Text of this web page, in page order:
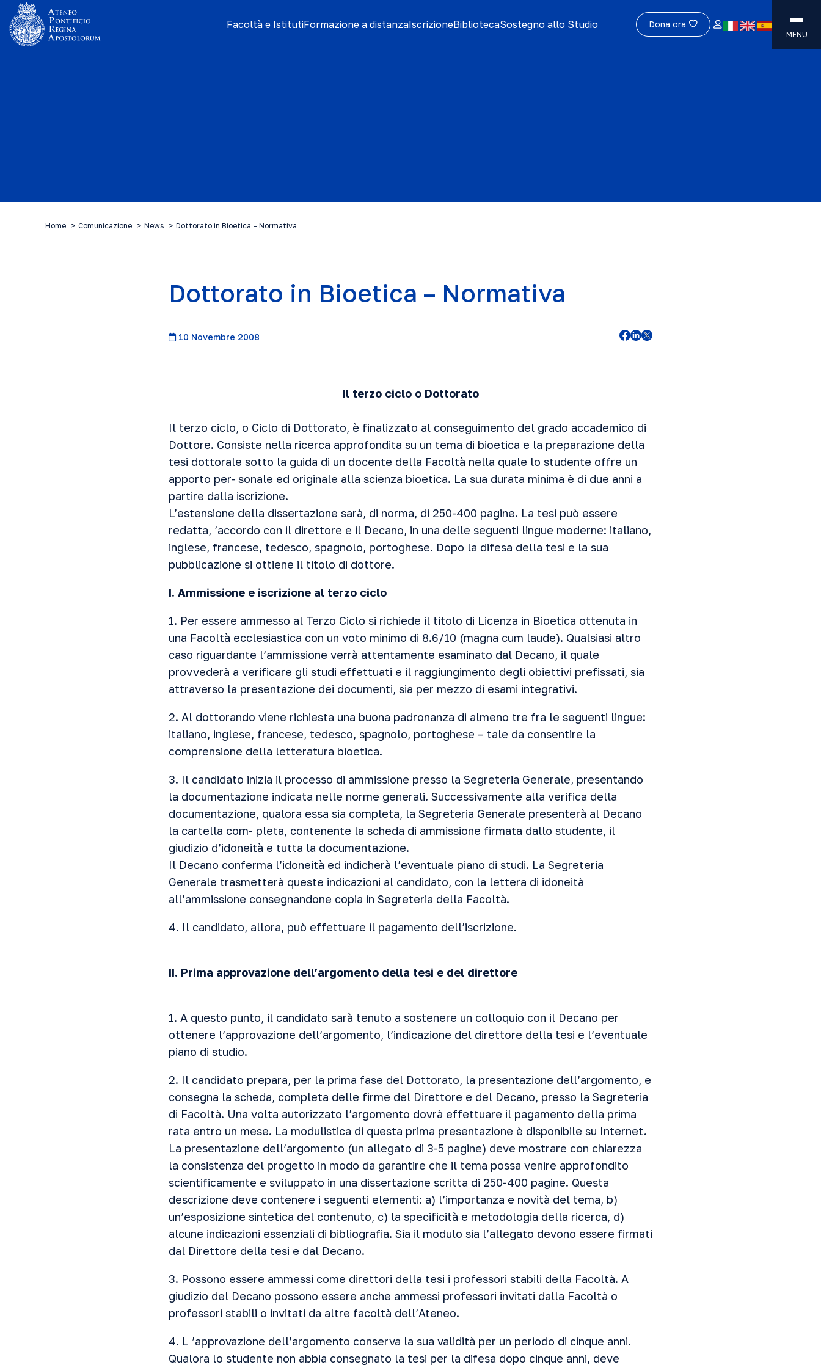
Facoltà e IstitutiFormazione a distanzaIscrizioneBibliotecaSostegno allo Studio Dona ora
MENU
Home Comunicazione News Dottorato in Bioetica – Normativa
Dottorato in Bioetica – Normativa
10 Novembre 2008
Il terzo ciclo o Dottorato
Il terzo ciclo, o Ciclo di Dottorato, è finalizzato al conseguimento del grado accademico di
Dottore. Consiste nella ricerca approfondita su un tema di bioetica e la preparazione della
tesi dottorale sotto la guida di un docente della Facoltà nella quale lo studente offre un
apporto per- sonale ed originale alla scienza bioetica. La sua durata minima è di due anni a
partire dalla iscrizione.
L’estensione della dissertazione sarà, di norma, di 250-400 pagine. La tesi può essere
redatta, ’accordo con il direttore e il Decano, in una delle seguenti lingue moderne: italiano,
inglese, francese, tedesco, spagnolo, portoghese. Dopo la difesa della tesi e la sua
pubblicazione si ottiene il titolo di dottore.
I. Ammissione e iscrizione al terzo ciclo
1. Per essere ammesso al Terzo Ciclo si richiede il titolo di Licenza in Bioetica ottenuta in
una Facoltà ecclesiastica con un voto minimo di 8.6/10 (magna cum laude). Qualsiasi altro
caso riguardante l’ammissione verrà attentamente esaminato dal Decano, il quale
provvederà a verificare gli studi effettuati e il raggiungimento degli obiettivi prefissati, sia
attraverso la presentazione dei documenti, sia per mezzo di esami integrativi.
2. Al dottorando viene richiesta una buona padronanza di almeno tre fra le seguenti lingue:
italiano, inglese, francese, tedesco, spagnolo, portoghese – tale da consentire la
comprensione della letteratura bioetica.
3. Il candidato inizia il processo di ammissione presso la Segreteria Generale, presentando
la documentazione indicata nelle norme generali. Successivamente alla verifica della
documentazione, qualora essa sia completa, la Segreteria Generale presenterà al Decano
la cartella com- pleta, contenente la scheda di ammissione firmata dallo studente, il
giudizio d’idoneità e tutta la documentazione.
Il Decano conferma l’idoneità ed indicherà l’eventuale piano di studi. La Segreteria
Generale trasmetterà queste indicazioni al candidato, con la lettera di idoneità
all’ammissione consegnandone copia in Segreteria della Facoltà.
4. Il candidato, allora, può effettuare il pagamento dell’iscrizione.
II. Prima approvazione dell’argomento della tesi e del direttore
1. A questo punto, il candidato sarà tenuto a sostenere un colloquio con il Decano per
ottenere l’approvazione dell’argomento, l’indicazione del direttore della tesi e l’eventuale
piano di studio.
2. Il candidato prepara, per la prima fase del Dottorato, la presentazione dell’argomento, e
consegna la scheda, completa delle firme del Direttore e del Decano, presso la Segreteria
di Facoltà. Una volta autorizzato l’argomento dovrà effettuare il pagamento della prima
rata entro un mese. La modulistica di questa prima presentazione è disponibile su Internet.
La presentazione dell’argomento (un allegato di 3-5 pagine) deve mostrare con chiarezza
la consistenza del progetto in modo da garantire che il tema possa venire approfondito
scientificamente e sviluppato in una dissertazione scritta di 250-400 pagine. Questa
descrizione deve contenere i seguenti elementi: a) l’importanza e novità del tema, b)
un’esposizione sintetica del contenuto, c) la specificità e metodologia della ricerca, d)
alcune indicazioni essenziali di bibliografia. Sia il modulo sia l’allegato devono essere firmati
dal Direttore della tesi e dal Decano.
3. Possono essere ammessi come direttori della tesi i professori stabili della Facoltà. A
giudizio del Decano possono essere anche ammessi professori invitati dalla Facoltà o
professori stabili o invitati da altre facoltà dell’Ateneo.
4. L ’approvazione dell’argomento conserva la sua validità per un periodo di cinque anni.
Qualora lo studente non abbia consegnato la tesi per la difesa dopo cinque anni, deve